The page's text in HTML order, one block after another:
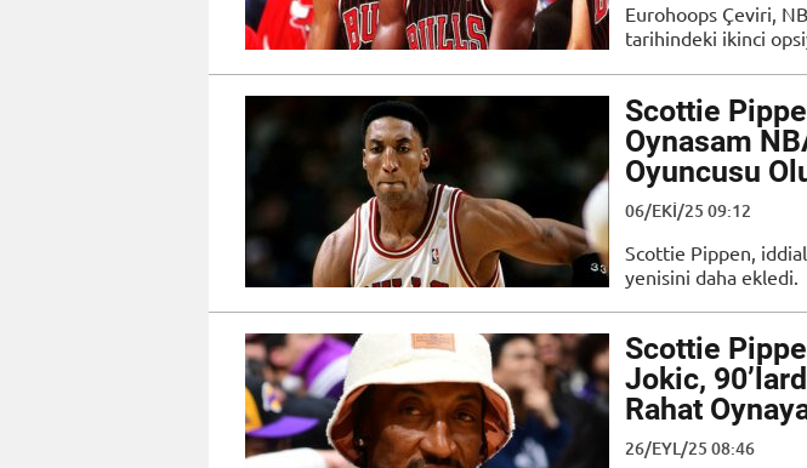
Eurohoops Çeviri,
tarihindeki ikinci
Scottie
Oynasam
Oyuncusu
06/EKI/25 09:12
Scottie Pippen,
yenisini daha ekledi.
Scottie
Jokic,
Rahat
26/EYL/25 08:46